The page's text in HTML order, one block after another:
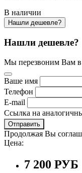
В наличии
Нашли дешевле?
Нашли дешевле?
Мы перезвоним Вам
Ваше имя
Телефон
E-mail
Ссылка на
Отправить
Продолжая Вы
Цена:
7 200 РУБ